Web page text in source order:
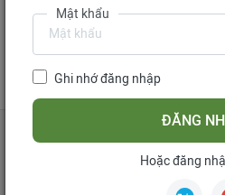
Gửi phản hồi
Liên hệ đặt báo
Mua bản tin điện tử
Mật khẩu
Ghi nhớ đăng nhập
ĐĂNG
Hoặc đăng